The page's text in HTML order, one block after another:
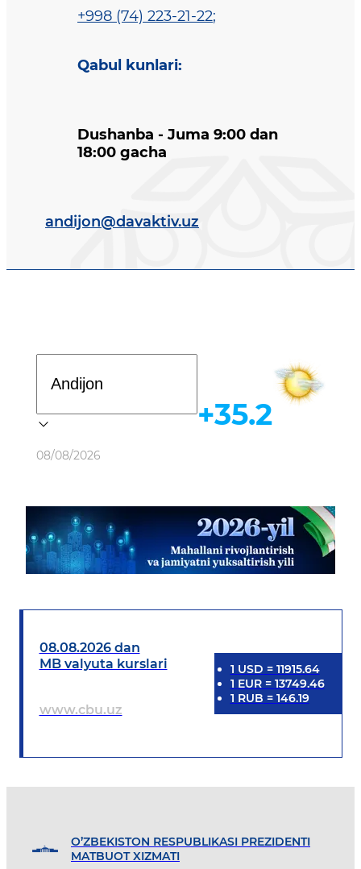
+998 (74) 223-21-22;
Qabul kunlari:
Dushanba - Juma 9:00 dan
18:00 gacha
andijon@davaktiv.uz
Ob-havo
08/08/2026
+35.2
08.08.2026 dan
MB valyuta kurslari
www.cbu.uz
1 USD = 11915.64
1 EUR= 13749.46
1 RUB = 146.19
O’ZBEKISTON RESPUBLIKASI PREZIDENTI
MATBUOT XIZMATI